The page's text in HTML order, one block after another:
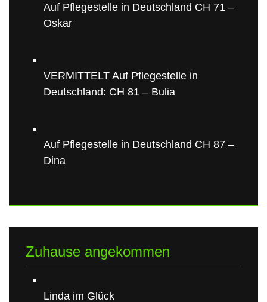
Auf Pflegestelle in Deutschland CH 71 –
Oskar
VERMITTELT Auf Pflegestelle in
Deutschland: CH 81 – Bulia
Auf Pflegestelle in Deutschland CH 87 –
Dina
Zuhause angekommen
Linda im Glück